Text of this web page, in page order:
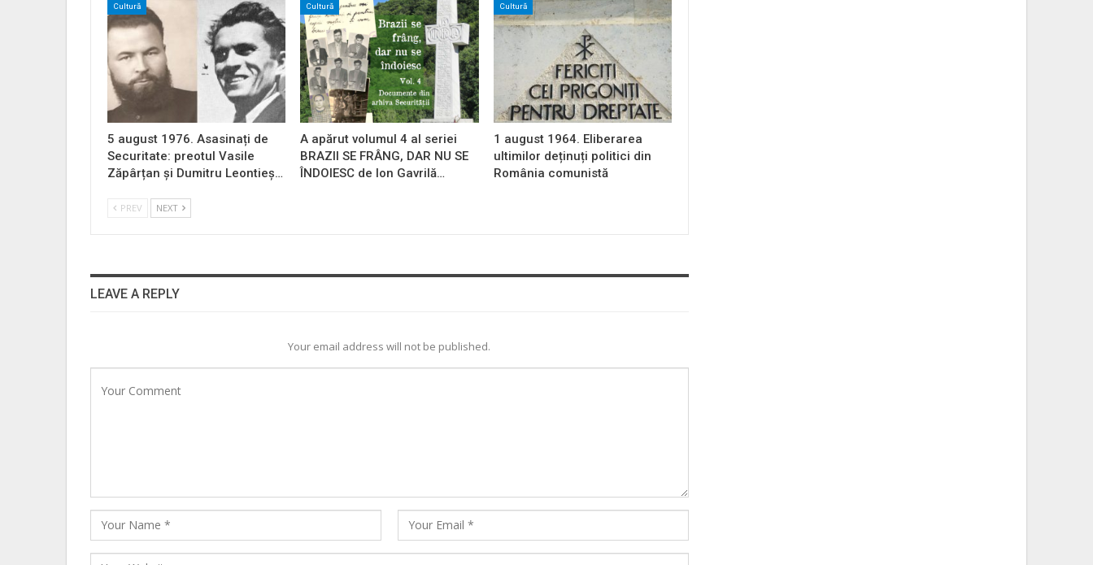
Cultură
5 august 1976. Asasinați de
Securitate: preotul Vasile
Zăpârțan și Dumitru Leontieș…
Cultură
A apărut volumul 4 al seriei
BRAZII SE FRÂNG, DAR NU SE
ÎNDOIESC de Ion Gavrilă…
Cultură
1 august 1964. Eliberarea
ultimilor deținuți politici din
România comunistă
PREV NEXT
LEAVE A REPLY
Your email address will not be published.